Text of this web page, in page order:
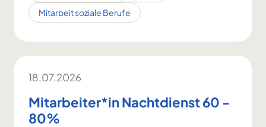
Mitarbeit soziale Berufe
18.07.2026
Mitarbeiter*in Nachtdienst 60 -
80%